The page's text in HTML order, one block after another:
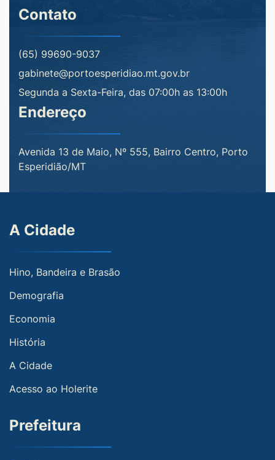
Contato
(65) 99690-9037
gabinete@portoesperidiao.mt.gov.br
Segunda a Sexta-Feira, das 07:00h as 13:00h
Endereço
Avenida 13 de Maio, Nº 555, Bairro Centro, Porto
Esperidião/MT
A Cidade
Hino, Bandeira e Brasão
Demografia
Economia
História
A Cidade
Acesso ao Holerite
Prefeitura